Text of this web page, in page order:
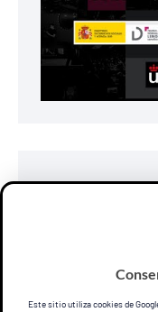
Este sitio utiliza cookies de